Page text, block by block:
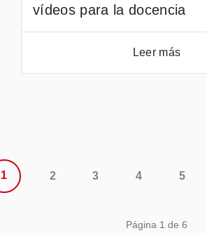
vídeos para la docencia
Leer más
1 2 3 4 5
Página 1 de 6